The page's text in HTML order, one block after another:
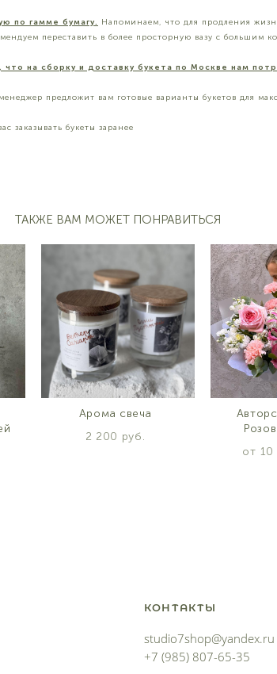
по гамме бумагу.
Напоминаем, что для продления
переставить в более просторную вазу с большим
что на сборку и доставку букета по Москве нам
предложит вам готовые варианты букетов для
заказывать букеты заранее
ТАКЖЕ ВАМ МОЖЕТ ПОНРАВИТЬСЯ
Арома свеча
2 200 pуб.
от
КОНТАКТЫ
studio7shop@yandex.ru
+7 (985) 807-65-35